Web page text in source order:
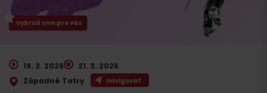
Vybrali sme pre vás
19. 3. 2026
21. 3. 2026
Západné Tatry
navigovať